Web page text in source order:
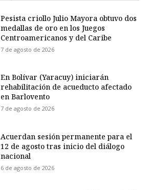
Pesista criollo Julio Mayora obtuvo dos
medallas de oro en los Juegos
Centroamericanos y del Caribe
7 de agosto de 2026
En Bolívar (Yaracuy) iniciarán
rehabilitación de acueducto afectado
en Barlovento
7 de agosto de 2026
Acuerdan sesión permanente para el
12 de agosto tras inicio del diálogo
nacional
6 de agosto de 2026